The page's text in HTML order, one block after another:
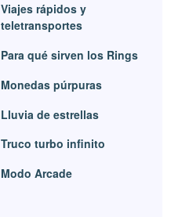
Viajes rápidos y
teletransportes
Para qué sirven los Rings
Monedas púrpuras
Lluvia de estrellas
Truco turbo infinito
Modo Arcade